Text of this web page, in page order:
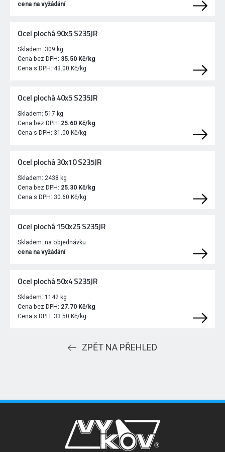
cena na vyžádání
Ocel plochá 90x5 S235JR
Skladem: 309 kg
Cena bez DPH: 35.50 Kč/kg
Cena s DPH: 43.00 Kč/kg
Ocel plochá 40x5 S235JR
Skladem: 517 kg
Cena bez DPH: 25.60 Kč/kg
Cena s DPH: 31.00 Kč/kg
Ocel plochá 30x10 S235JR
Skladem: 2438 kg
Cena bez DPH: 25.30 Kč/kg
Cena s DPH: 30.60 Kč/kg
Ocel plochá 150x25 S235JR
Skladem: na objednávku
cena na vyžádání
Ocel plochá 50x4 S235JR
Skladem: 1142 kg
Cena bez DPH: 27.70 Kč/kg
Cena s DPH: 33.50 Kč/kg
ZPĚT NA PŘEHLED